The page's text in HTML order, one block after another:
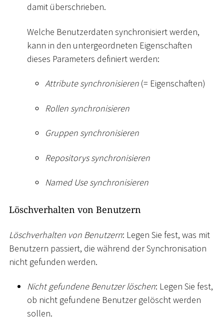
damit überschrieben.
Welche Benutzerdaten synchronisiert werden,
kann in den untergeordneten Eigenschaften
dieses Parameters definiert werden:
Attribute synchronisieren (= Eigenschaften)
Rollen synchronisieren
Gruppen synchronisieren
Repositorys synchronisieren
Named Use synchronisieren
Löschverhalten von Benutzern
Löschverhalten von Benutzern: Legen Sie fest, was mit
Benutzern passiert, die während der Synchronisation
nicht gefunden werden.
Nicht gefundene Benutzer löschen: Legen Sie fest,
ob nicht gefundene Benutzer gelöscht werden
sollen.